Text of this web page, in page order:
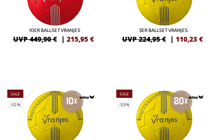
10ER BALLSET VRANJES
UVP 449,90 € | 215,95 €
5ER BALLSET VRANJES
UVP 224,95 € | 110,23 €
SALE
-52%
SALE
-53%